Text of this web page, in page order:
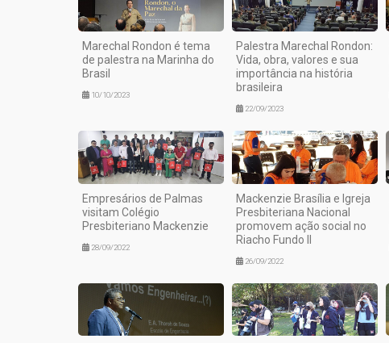
Marechal Rondon é tema
de palestra na Marinha do
Brasil
10/10/2023
Palestra Marechal Rondon:
Vida, obra, valores e sua
importância na história
brasileira
22/09/2023
Empresários de Palmas
visitam Colégio
Presbiteriano Mackenzie
28/09/2022
Mackenzie Brasília e Igreja
Presbiteriana Nacional
promovem ação social no
Riacho Fundo II
26/09/2022